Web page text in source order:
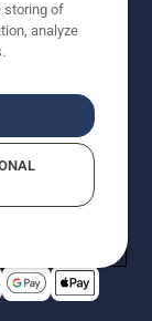
Die
MWST und
es sei
storing of
analyze